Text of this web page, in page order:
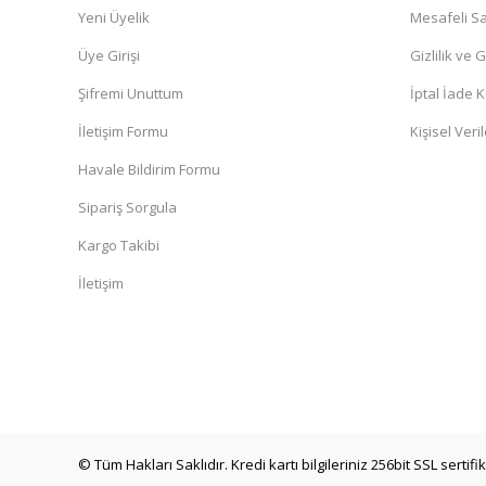
Yeni Üyelik
Üye Girişi
Şifremi Unuttum
İletişim Formu
Havale Bildirim Formu
Sipariş Sorgula
Kargo Takibi
İletişim
Mesafeli
Gizlilik ve
İptal İade
Kişisel
© Tüm Hakları Saklıdır. Kredi kartı bilgileriniz 256bit SSL